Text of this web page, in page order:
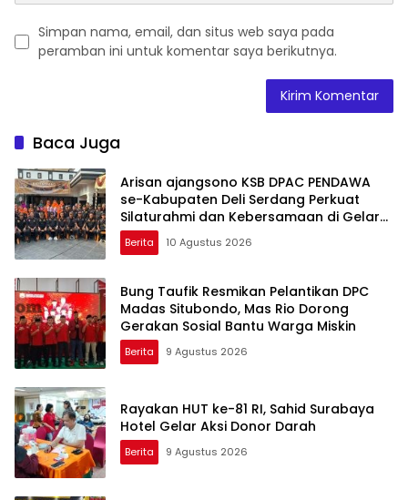
Simpan nama, email, dan situs web saya pada
peramban ini untuk komentar saya berikutnya.
Baca Juga
Arisan ajangsono KSB DPAC PENDAWA
se-Kabupaten Deli Serdang Perkuat
Silaturahmi dan Kebersamaan di Gelar
di DPAC Kec. GALANG
Berita 10 Agustus 2026
Bung Taufik Resmikan Pelantikan DPC
Madas Situbondo, Mas Rio Dorong
Gerakan Sosial Bantu Warga Miskin
Berita 9 Agustus 2026
Rayakan HUT ke-81 RI, Sahid Surabaya
Hotel Gelar Aksi Donor Darah
Berita 9 Agustus 2026